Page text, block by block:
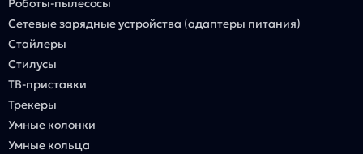
Роботы-пылесосы
Сетевые зарядные устройства (адаптеры питания)
Стайлеры
Стилусы
ТВ-приставки
Трекеры
Умные колонки
Умные кольца